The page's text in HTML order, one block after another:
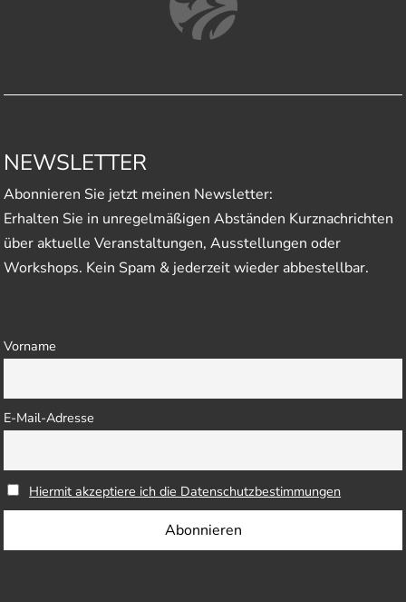
NEWSLETTER
Abonnieren Sie jetzt meinen Newsletter:
Erhalten Sie in unregelmäßigen Abständen Kurznachrichten
über aktuelle Veranstaltungen, Ausstellungen oder
Workshops. Kein Spam & jederzeit wieder abbestellbar.
Vorname
E-Mail-Adresse
Hiermit akzeptiere ich die Datenschutzbestimmungen